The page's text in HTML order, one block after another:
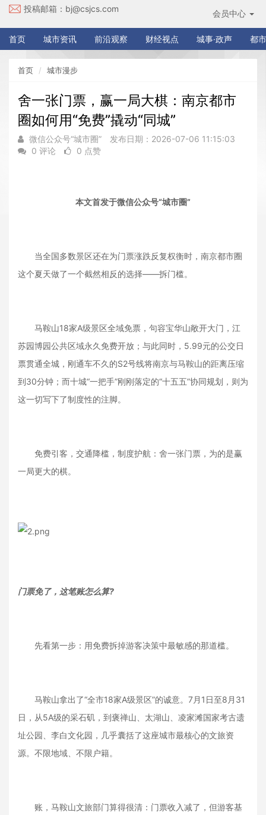
投稿邮箱： bj@csjcs.com 会员中心
首页 城市资讯 前沿观察 财经视点 城事·政声 都
首页 城市漫步
舍一张门票，赢一局大棋：南京都市
圈如何用“免费”撬动“同城”
微信公众号“城市圈”
发布日期：2026-07-06 11:15:03
0 评论
0 点赞
本文首发于微信公众号“城市圈”
当全国多数景区还在为门票涨跌反复权衡时，南京都市圈
这个夏天做了一个截然相反的选择——拆门槛。
马鞍山18家A级景区全域免票，句容宝华山敞开大门，江
苏园博园公共区域永久免费开放；与此同时，5.99元的公交日
票贯通全城，刚通车不久的S2号线将南京与马鞍山的距离压缩
到30分钟；而十城“一把手”刚刚落定的“十五五”协同规划，则为
这一切写下了制度性的注脚。
免费引客，交通降槛，制度护航：舍一张门票，为的是赢
一局更大的棋。
门票免了，这笔账怎么算?
先看第一步：用免费拆掉游客决策中最敏感的那道槛。
马鞍山拿出了“全市18家A级景区”的诚意。7月1日至8月31
日，从5A级的采石矶，到褒禅山、太湖山、凌家滩国家考古遗
址公园、李白文化园，几乎囊括了这座城市最核心的文旅资
源。不限地域、不限户籍。
账，马鞍山文旅部门算得很清：门票收入减了，但游客基